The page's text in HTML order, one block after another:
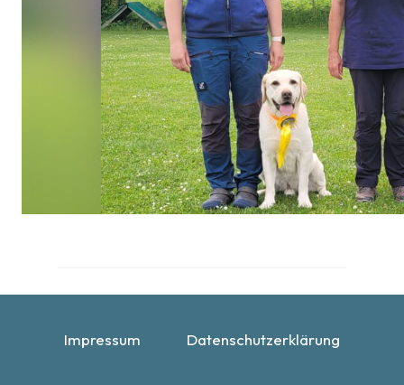
Impressum Datenschutzerklärung